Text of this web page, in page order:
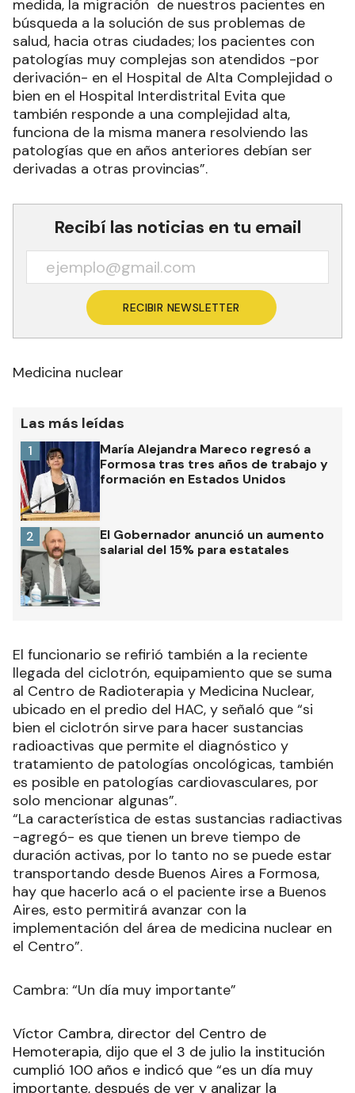
medida, la migración de nuestros pacientes en
búsqueda a la solución de sus problemas de
salud, hacia otras ciudades; los pacientes con
patologías muy complejas son atendidos -por
derivación- en el Hospital de Alta Complejidad o
bien en el Hospital Interdistrital Evita que
también responde a una complejidad alta,
funciona de la misma manera resolviendo las
patologías que en años anteriores debían ser
derivadas a otras provincias”.
Recibí las noticias en tu email
RECIBIR NEWSLETTER
Medicina nuclear
Las más leídas
María Alejandra Mareco regresó a
Formosa tras tres años de trabajo y
formación en Estados Unidos
1
El Gobernador anunció un aumento
salarial del 15% para estatales
2
El funcionario se refirió también a la reciente
llegada del ciclotrón, equipamiento que se suma
al Centro de Radioterapia y Medicina Nuclear,
ubicado en el predio del HAC, y señaló que “si
bien el ciclotrón sirve para hacer sustancias
radioactivas que permite el diagnóstico y
tratamiento de patologías oncológicas, también
es posible en patologías cardiovasculares, por
solo mencionar algunas”.
“La característica de estas sustancias radiactivas
-agregó- es que tienen un breve tiempo de
duración activas, por lo tanto no se puede estar
transportando desde Buenos Aires a Formosa,
hay que hacerlo acá o el paciente irse a Buenos
Aires, esto permitirá avanzar con la
implementación del área de medicina nuclear en
el Centro”.
Cambra: “Un día muy importante”
Víctor Cambra, director del Centro de
Hemoterapia, dijo que el 3 de julio la institución
cumplió 100 años e indicó que “es un día muy
importante, después de ver y analizar la